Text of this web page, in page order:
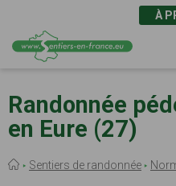
au
contenu
principal
À
Randonnée
en Eure (27)
Fil
Sentiers de randonnée